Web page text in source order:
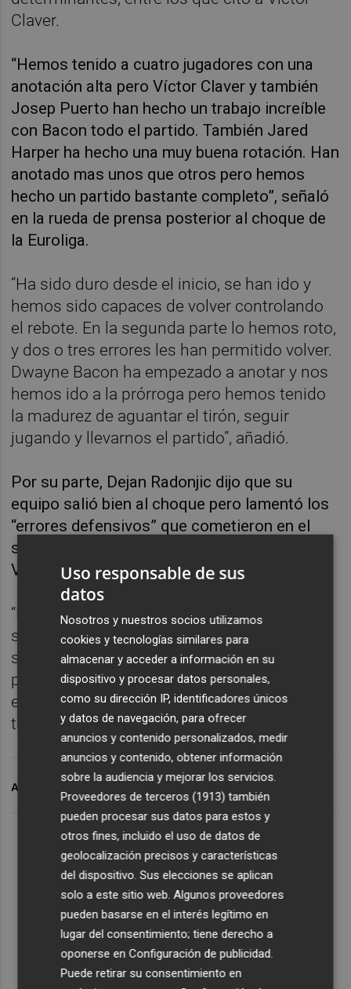
Claver.
“Hemos tenido a cuatro jugadores con una
anotación alta pero Víctor Claver y también
Josep Puerto han hecho un trabajo increíble
con Bacon todo el partido. También Jared
Harper ha hecho una muy buena rotación. Han
anotado mas unos que otros pero hemos
hecho un partido bastante completo”, señaló
en la rueda de prensa posterior al choque de
la Euroliga.
“Ha sido duro desde el inicio, se han ido y
hemos sido capaces de volver controlando
el rebote. En la segunda parte lo hemos roto,
y dos o tres errores les han permitido volver.
Dwayne Bacon ha empezado a anotar y nos
hemos ido a la prórroga pero hemos tenido
la madurez de aguantar el tirón, seguir
jugando y llevarnos el partido”, añadió.
Por su parte, Dejan Radonjic dijo que su
equipo salió bien al choque pero lamentó los
“errores defensivos” que cometieron en el
segundo cuarto y que dieron la iniciativa al
Valencia.
“Ellos jugaron muy bien en el inicio de la
segunda parte y nosotros no estuvimos
suficientemente concentrado. Antes de la
prórroga tuvimos opción de ganarlo pero
ellos controlaron el rebote y se llevaron el
triunfo”, resumió.
ARCHIVADO EN VALENCIA BASKET
Uso responsable de sus
datos
Nosotros y nuestros socios utilizamos
cookies y tecnologías similares para
almacenar y acceder a información en su
dispositivo y procesar datos personales,
como su dirección IP, identificadores únicos
y datos de navegación, para ofrecer
anuncios y contenido personalizados, medir
anuncios y contenido, obtener información
sobre la audiencia y mejorar los servicios.
Proveedores de terceros (1913) también
pueden procesar sus datos para estos y
otros fines, incluido el uso de datos de
geolocalización precisos y características
del dispositivo. Sus elecciones se aplican
solo a este sitio web. Algunos proveedores
pueden basarse en el interés legítimo en
lugar del consentimiento; tiene derecho a
oponerse enConfiguración de publicidad
Puede retirar su consentimiento en